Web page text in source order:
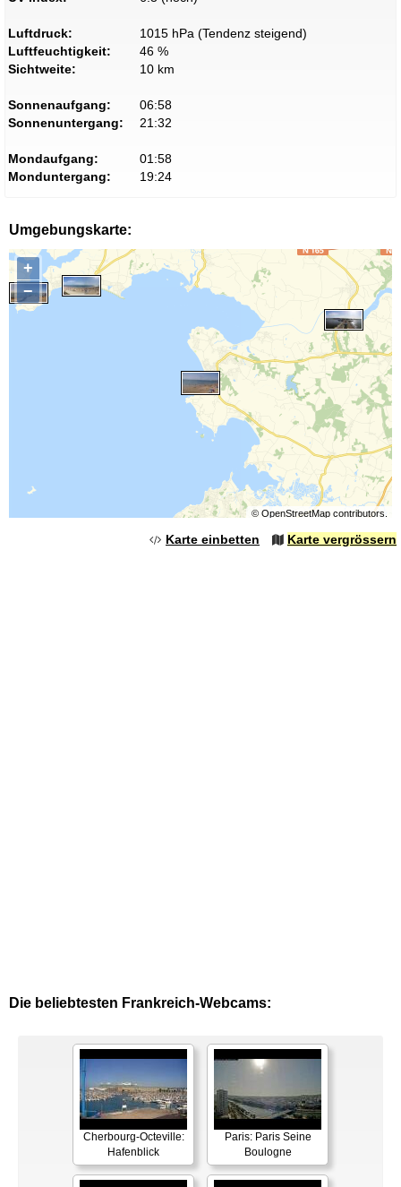
Luftdruck:
1015 hPa (Tendenz steigend)
Luftfeuchtigkeit:
46 %
Sichtweite:
10 km
Sonnenaufgang:
06:58
Sonnenuntergang:
21:32
Mondaufgang:
01:58
Monduntergang:
19:24
Umgebungskarte:
+
−
© OpenStreetMapcontributors.
Karte einbetten Karte vergrössern
Die beliebtesten Frankreich-Webcams:
Cherbourg-Octeville:
Hafenblick
Paris: Paris Seine
Boulogne